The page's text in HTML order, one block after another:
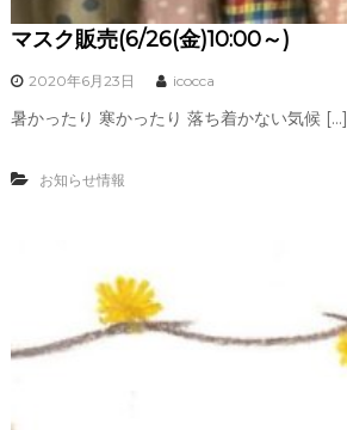
マスク販売(6/26(金)10:00～)
2020年6月23日 icocca
暑かったり 寒かったり 落ち着かない気候 […]
お知らせ情報